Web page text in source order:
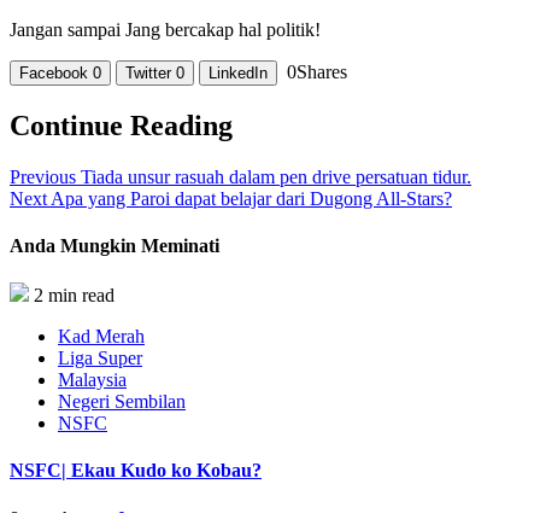
Jangan sampai Jang bercakap hal politik!
Facebook 0 Twitter 0 LinkedIn 0Shares
Continue Reading
Previous Tiada unsur rasuah dalam pen drive persatuan tidur.
Next Apa yang Paroi dapat belajar dari Dugong All-Stars?
Anda Mungkin Meminati
2 min read
Kad Merah
Liga Super
Malaysia
Negeri Sembilan
NSFC
NSFC| Ekau Kudo ko Kobau?